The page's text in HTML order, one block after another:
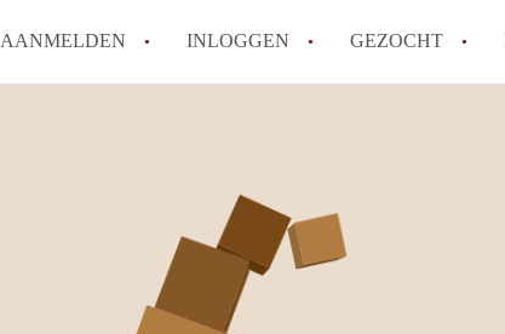
AANMELDEN INLOGGEN GEZOCHT
Wat is de privacyverklaring van
Is KamerDenBosch